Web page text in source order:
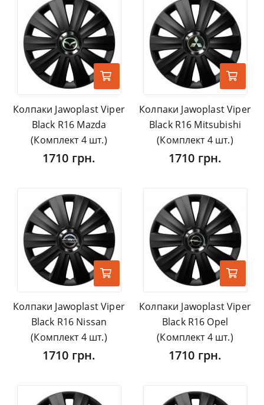
Колпаки Jawoplast Viper
Black R16 Mazda
(Комплект 4 шт.)
1710 грн.
Колпаки Jawoplast Viper
Black R16 Mitsubishi
(Комплект 4 шт.)
1710 грн.
Колпаки Jawoplast Viper
Black R16 Nissan
(Комплект 4 шт.)
1710 грн.
Колпаки Jawoplast Viper
Black R16 Opel
(Комплект 4 шт.)
1710 грн.